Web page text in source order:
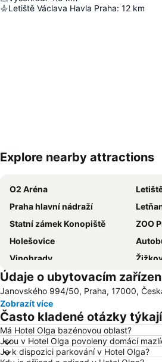
Letiště Václava Havla Praha: 12 km
Explore nearby attractions
O2 Aréna
Praha hlavní nádraží
Statní zámek Konopiště
ZOO
Holešovice
Vinohrady
Vršovice
Chodov
Václavské náměstí
Na
Horní Počernice
Televizní věž Žižkov
Údaje o ubytovacím
Janovského 994/50, Praha, 17000,
Zobrazít více
Často kladené otázky
Má Hotel Olga bazénovou oblast?
Jsou v Hotel Olga povoleny domácí
Je k dispozici parkování v Hotel Olga?